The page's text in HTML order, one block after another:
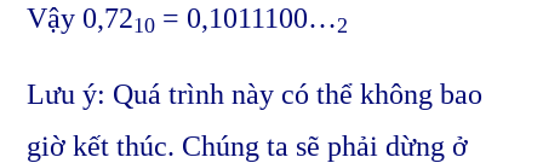
Vậy 0,7210 = 0,1011100…2
Lưu ý: Quá trình này có thể không bao
giờ kết thúc. Chúng ta sẽ phải dừng ở